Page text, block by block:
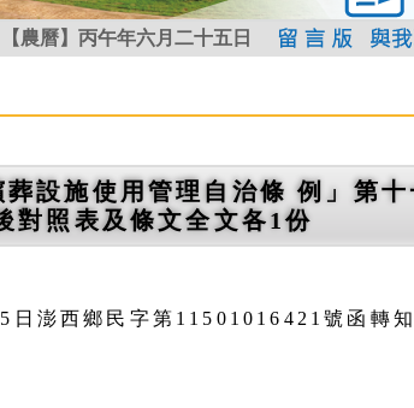
【農曆】丙午年六月二十五日
設施使用管理自治條 例」第
對照表及條文全文各1份
日澎西鄉民字第11501016421號函轉知